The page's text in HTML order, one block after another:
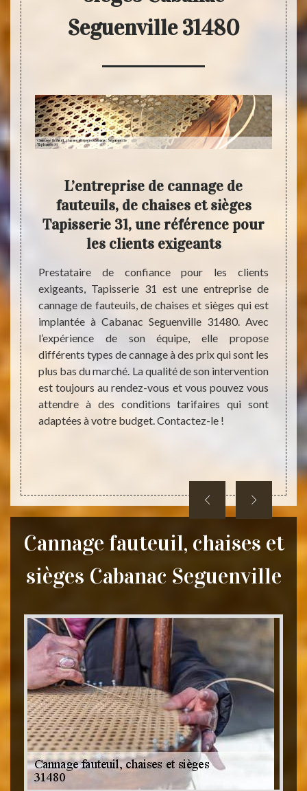
Seguenville 31480
de
à
ainsi
sont
Il est
de
vos
par
du
L’entreprise de cannage de
fauteuils, de chaises et sièges
Tapisserie 31, une référence pour
les clients exigeants
Prestataire de confiance pour les clients
exigeants, Tapisserie 31 est une entreprise de
cannage de fauteuils, de chaises et sièges qui est
implantée à Cabanac Seguenville 31480. Avec
l’expérience de son équipe, elle propose
différents types de cannage à des prix qui sont les
plus bas du marché. La qualité de son intervention
est toujours au rendez-vous et vous pouvez vous
attendre à des conditions tarifaires qui sont
adaptées à votre budget. Contactez-le !
les
de
sur
Cannage fauteuil, chaises et
sièges Cabanac Seguenville